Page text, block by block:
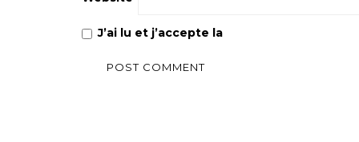
J’ai lu et j’accepte la